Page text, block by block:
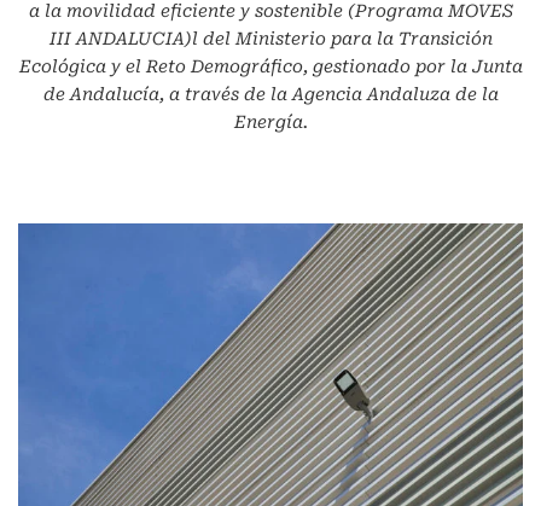
a la movilidad eficiente y sostenible (Programa MOVES
III ANDALUCIA)l del Ministerio para la Transición
Ecológica y el Reto Demográfico, gestionado por la Junta
de Andalucía, a través de la Agencia Andaluza de la
Energía.